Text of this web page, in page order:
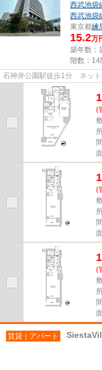
西武池袋
西武池袋
東京都練
15.2万
築年数：
階数：14
石神井公園駅徒歩1分 ネッ
(
(
(
賃貸｜アパート